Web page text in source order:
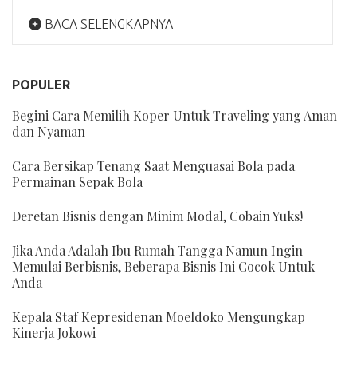
BACA SELENGKAPNYA
POPULER
Begini Cara Memilih Koper Untuk Traveling yang Aman
dan Nyaman
Cara Bersikap Tenang Saat Menguasai Bola pada
Permainan Sepak Bola
Deretan Bisnis dengan Minim Modal, Cobain Yuks!
Jika Anda Adalah Ibu Rumah Tangga Namun Ingin
Memulai Berbisnis, Beberapa Bisnis Ini Cocok Untuk
Anda
Kepala Staf Kepresidenan Moeldoko Mengungkap
Kinerja Jokowi